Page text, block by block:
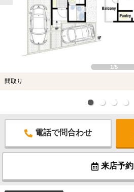
1/5
間取り
電話で問合わせ
来店予約